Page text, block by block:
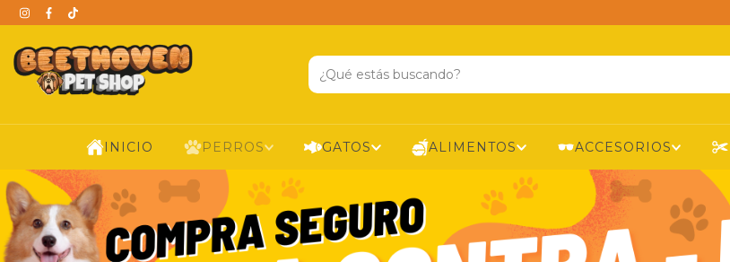
INICIO PERROS GATOS ALIMENTOS ACCESORIOS